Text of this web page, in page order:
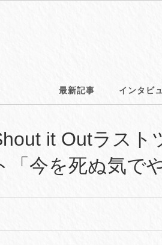
最新記事 インタビ
it Outラスト
「今を死ぬ気で